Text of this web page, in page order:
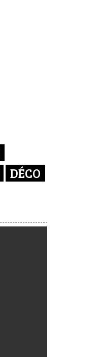
DÉCO